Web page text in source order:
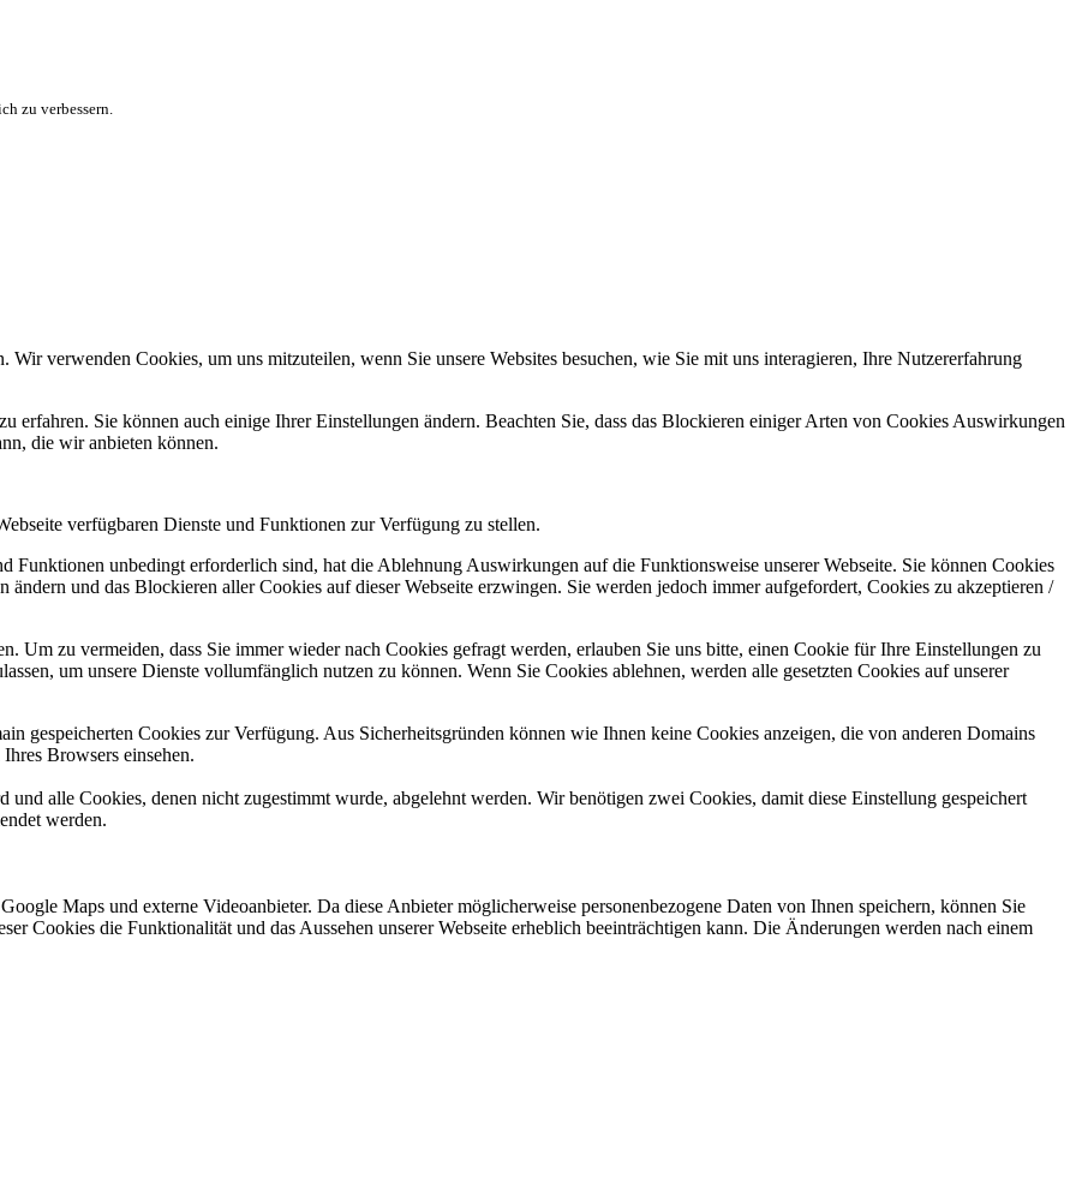
zu verbessern.
verwenden Cookies, um uns mitzuteilen, wenn Sie unsere Websites besuchen, wie Sie mit uns interagieren, Ihre Nutzererfahrung
erfahren. Sie können auch einige Ihrer Einstellungen ändern. Beachten Sie, dass das Blockieren einiger Arten von Cookies Auswirkungen
die wir anbieten können.
verfügbaren Dienste und Funktionen zur Verfügung zu stellen.
Funktionen unbedingt erforderlich sind, hat die Ablehnung Auswirkungen auf die Funktionsweise unserer Webseite. Sie können Cookies
und das Blockieren aller Cookies auf dieser Webseite erzwingen. Sie werden jedoch immer aufgefordert, Cookies zu akzeptieren /
Um zu vermeiden, dass Sie immer wieder nach Cookies gefragt werden, erlauben Sie uns bitte, einen Cookie für Ihre Einstellungen zu
um unsere Dienste vollumfänglich nutzen zu können. Wenn Sie Cookies ablehnen, werden alle gesetzten Cookies auf unserer
gespeicherten Cookies zur Verfügung. Aus Sicherheitsgründen können wie Ihnen keine Cookies anzeigen, die von anderen Domains
Browsers einsehen.
alle Cookies, denen nicht zugestimmt wurde, abgelehnt werden. Wir benötigen zwei Cookies, damit diese Einstellung gespeichert
werden.
Maps und externe Videoanbieter. Da diese Anbieter möglicherweise personenbezogene Daten von Ihnen speichern, können Sie
Cookies die Funktionalität und das Aussehen unserer Webseite erheblich beeinträchtigen kann. Die Änderungen werden nach einem